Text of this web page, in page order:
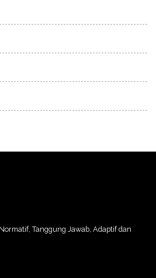
Tanggung Jawab, Adaptif dan